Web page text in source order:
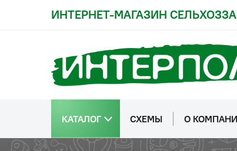
ИНТЕРНЕТ-МАГАЗИН
КАТАЛОГ СХЕМЫ О